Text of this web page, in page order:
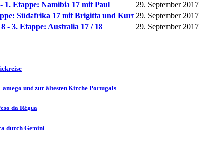
1. Etappe: Namibia 17 mit Paul
29. September 2017
Südafrika 17 mit Brigitta und Kurt 29. September 2017
- 3. Etappe: Australia 17 / 18
29. September 2017
und zur ältesten Kirche Portugals
da Régua
durch Gemini